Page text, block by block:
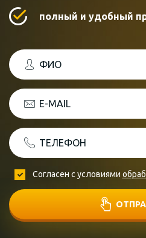
полный и удобный
ФИО
E-MAIL
ТЕЛЕФОН
Согласен с условиями